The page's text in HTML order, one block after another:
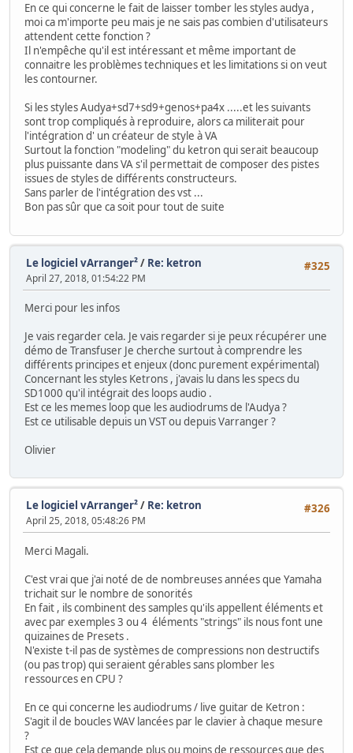
En ce qui concerne le fait de laisser tomber les styles audya ,
moi ca m'importe peu mais je ne sais pas combien d'utilisateurs
attendent cette fonction ?
Il n'empêche qu'il est intéressant et même important de
connaitre les problèmes techniques et les limitations si on veut
les contourner.
Si les styles Audya+sd7+sd9+genos+pa4x .....et les suivants
sont trop compliqués à reproduire, alors ca militerait pour
l'intégration d' un créateur de style à VA
Surtout la fonction "modeling" du ketron qui serait beaucoup
plus puissante dans VA s'il permettait de composer des pistes
issues de styles de différents constructeurs.
Sans parler de l'intégration des vst ...
Bon pas sûr que ca soit pour tout de suite
#325
Le logiciel vArranger²/ Re: ketron
April 27, 2018, 01:54:22 PM
Merci pour les infos
Je vais regarder cela. Je vais regarder si je peux récupérer une
démo de Transfuser Je cherche surtout à comprendre les
différents principes et enjeux (donc purement expérimental)
Concernant les styles Ketrons , j'avais lu dans les specs du
SD1000 qu'il intégrait des loops audio .
Est ce les memes loop que les audiodrums de l'Audya ?
Est ce utilisable depuis un VST ou depuis Varranger ?
Olivier
#326
Le logiciel vArranger²/ Re: ketron
April 25, 2018, 05:48:26 PM
Merci Magali.
C'est vrai que j'ai noté de de nombreuses années que Yamaha
trichait sur le nombre de sonorités
En fait , ils combinent des samples qu'ils appellent éléments et
avec par exemples 3 ou 4 éléments "strings" ils nous font une
quizaines de Presets .
N'existe t-il pas de systèmes de compressions non destructifs
(ou pas trop) qui seraient gérables sans plomber les
ressources en CPU ?
En ce qui concerne les audiodrums / live guitar de Ketron :
S'agit il de boucles WAV lancées par le clavier à chaque mesure
?
Est ce que cela demande plus ou moins de ressources que des